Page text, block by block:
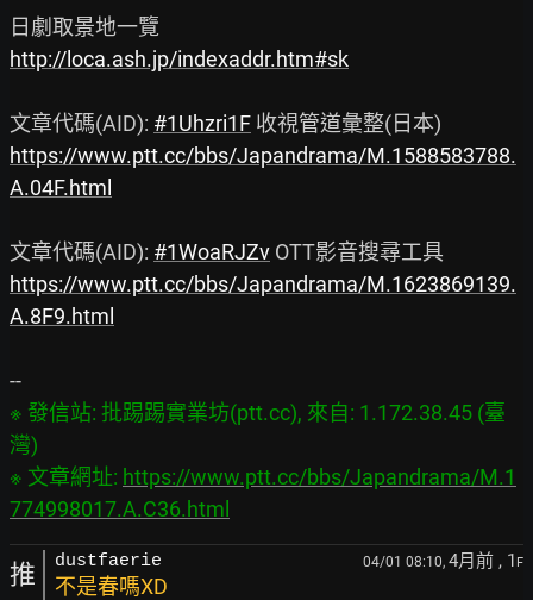
http://loca.ash.jp/indexaddr.htm#sk
文章代碼(AID): #1Uhzri1F
https://www.ptt.cc/bbs/Japandrama/M.1588583788.
A.04F.html
文章代碼(AID): #1WoaRJZv
https://www.ptt.cc/bbs/Japandrama/M.1623869139.
A.8F9.html
※ 發信站: 批踢踢實業坊(ptt.cc), 來自: 1.172.38.45 (臺
灣)
※ 文章網址: https://www.ptt.cc/bbs/Japandrama/M.1
774998017.A.C36.html
推 dustfaerie 04/01 08:10, 4月前 , 1 F
不是春嗎XD